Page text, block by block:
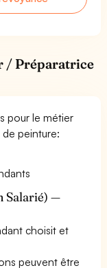
/ Préparatrice
pour le métier
peinture:
Salarié) —
choisit et
peuvent être